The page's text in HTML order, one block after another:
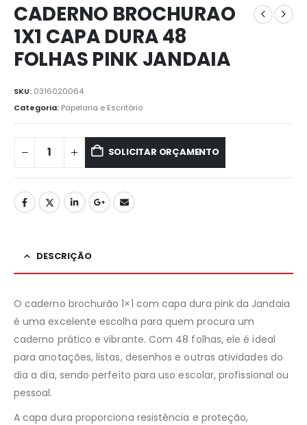
CADERNO BROCHURAO
1X1 CAPA DURA 48
FOLHAS PINK JANDAIA
SKU: 0316020064
Categoria: Papelaria e Escritório
SOLICITAR ORÇAMENTO
DESCRIÇÃO
O caderno brochurão 1×1 com capa dura pink da Jandaia
é uma excelente escolha para quem procura um
caderno prático e vibrante. Com 48 folhas, ele é ideal
para anotações, listas, desenhos e outras atividades do
dia a dia, sendo perfeito para uso escolar, profissional ou
pessoal.
A capa dura proporciona resistência e proteção,